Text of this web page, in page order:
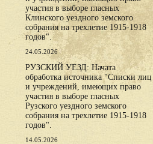
участия в выборе гласных
Клинского уездного земского
собрания на трехлетие 1915-1918
годов".
24.05.2026
РУЗСКИЙ УЕЗД: Начата
обработка источника "Списки лиц
и учреждений, имеющих право
участия в выборе гласных
Рузского уездного земского
собрания на трехлетие 1915-1918
годов".
14.05.2026